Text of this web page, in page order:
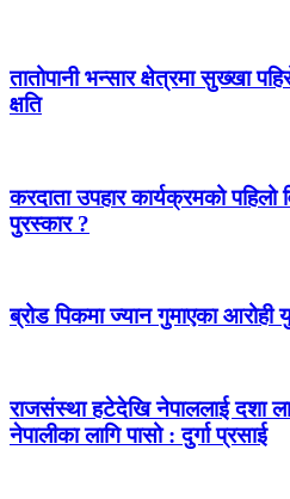
तातोपानी भन्सार क्षेत्रमा सुख्खा
क्षति
करदाता उपहार कार्यक्रमको
पुरस्कार ?
ब्रोड पिकमा ज्यान गुमाएका
राजसंस्था हटेदेखि नेपाललाई दशा
नेपालीका लागि पासो : दुर्गा प्रसाई